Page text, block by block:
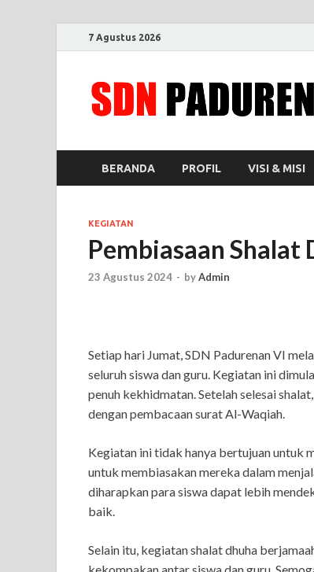
7 Agustus 2026
BERANDA PROFIL VISI & MISI
KEGIATAN
Pembiasaan Shalat
23 Agustus 2024 - byAdmin
Setiap hari Jumat, SDN Padurenan VI
seluruh siswa dan guru. Kegiatan ini
penuh kekhidmatan. Setelah selesai
dengan pembacaan surat Al-Waqiah.
Kegiatan ini tidak hanya bertujuan untuk
untuk membiasakan mereka dalam
diharapkan para siswa dapat lebih
baik.
Selain itu, kegiatan shalat dhuha